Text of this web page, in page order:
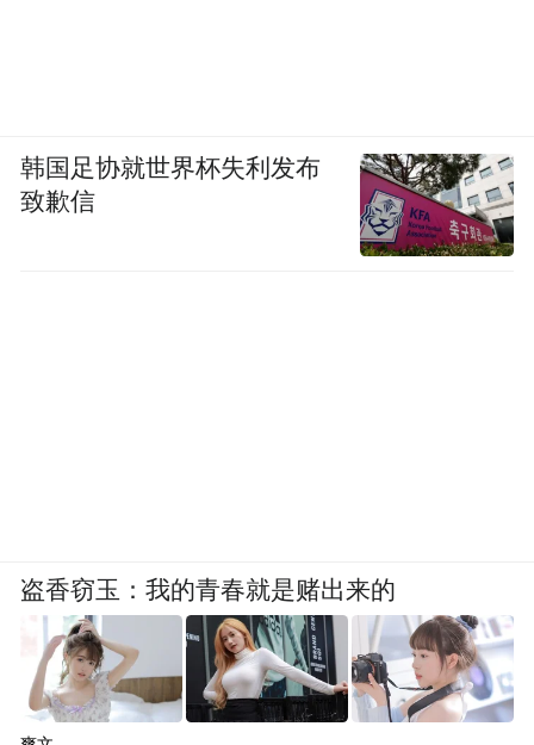
韩国足协就世界杯失利发布
致歉信
盗香窃玉：我的青春就是赌出来的